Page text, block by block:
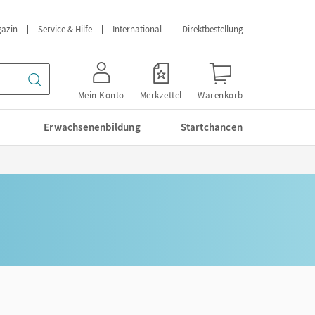
Service & Hilfe International Direktbestellung
Mein Konto Merkzettel Warenkorb
Erwachsenenbildung Startchancen